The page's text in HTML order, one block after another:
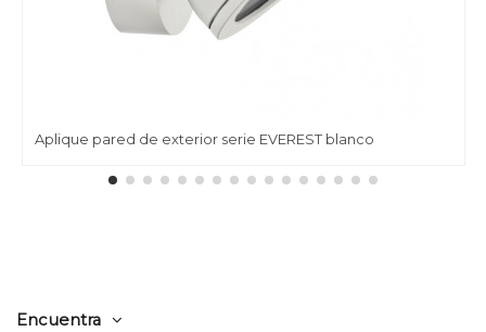
Aplique pared de exterior serie EVEREST blanco
Encuentra